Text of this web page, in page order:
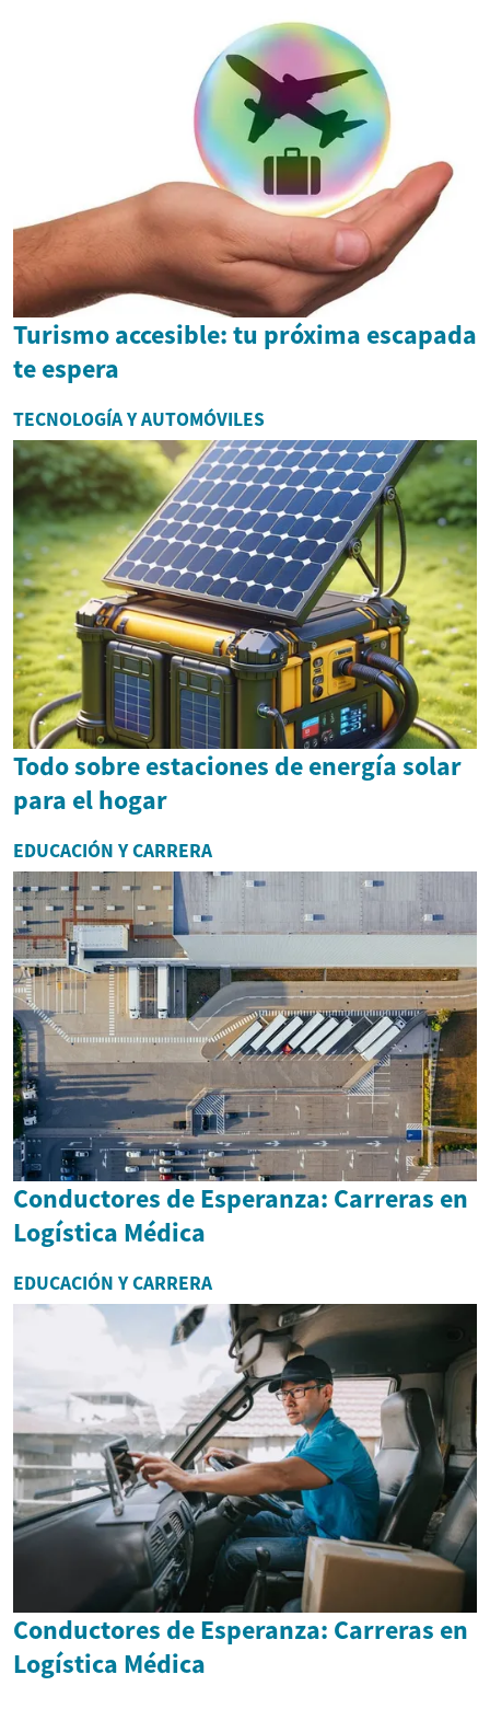
Turismo accesible: tu próxima escapada
te espera
TECNOLOGÍA Y AUTOMÓVILES
Todo sobre estaciones de energía solar
para el hogar
EDUCACIÓN Y CARRERA
Conductores de Esperanza: Carreras en
Logística Médica
EDUCACIÓN Y CARRERA
Conductores de Esperanza: Carreras en
Logística Médica